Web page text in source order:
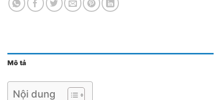
Mô tả
Nội dung